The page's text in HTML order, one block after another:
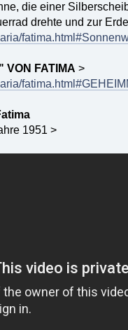
die einer
drehte und zur
VON FATIMA >
1951 >